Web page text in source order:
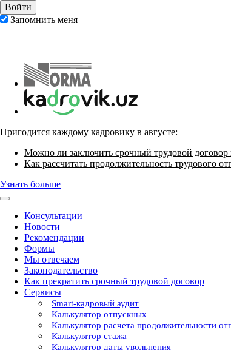
Запомнить меня
Пригодится каждому кадровику в августе:
Можно ли заключить срочный трудовой договор
Как рассчитать продолжительность трудового
Узнать больше
Консультации
Новости
Рекомендации
Формы
Мы отвечаем
Законодательство
Как прекратить срочный трудовой договор
Сервисы
Smart-кадровый аудит
Калькулятор отпускных
Калькулятор расчета продолжительности
Калькулятор стажа
Калькулятор даты увольнения